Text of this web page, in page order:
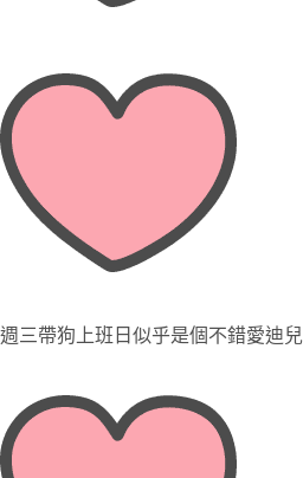
週三帶狗上班日似乎是個不錯愛迪兒